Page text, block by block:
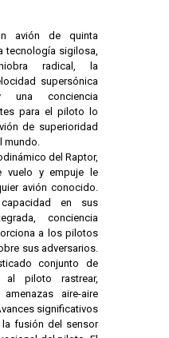
avión de quinta
tecnología sigilosa,
radical, la
supersónica
una conciencia
para el piloto lo
de superioridad
mundo.
del Raptor,
vuelo y empuje le
avión conocido.
en sus
conciencia
a los pilotos
sus adversarios.
conjunto de
al piloto rastrear,
aire-aire
significativos
fusión del sensor